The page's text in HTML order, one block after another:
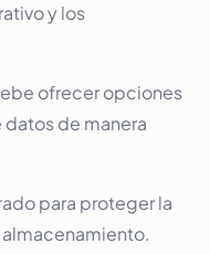
y los
ofrecer opciones
de manera
para proteger la